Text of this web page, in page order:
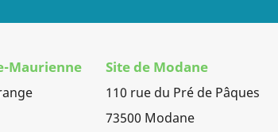
Maurienne Site de Modane
110 rue du Pré de Pâques
73500 Modane